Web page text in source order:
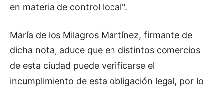
en materia de control local".
María de los Milagros Martínez, firmante de
dicha nota, aduce que en distintos comercios
de esta ciudad puede verificarse el
incumplimiento de esta obligación legal, por lo